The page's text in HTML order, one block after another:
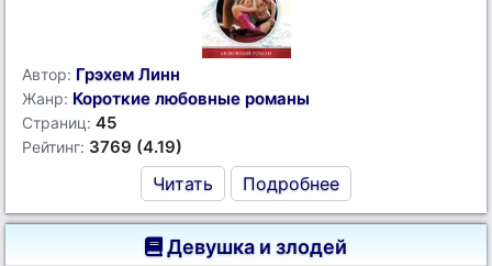
Автор: Грэхем Линн
Жанр: Короткие любовные романы
Страниц: 45
Рейтинг: 3769 (4.19)
Читать Подробнее
Девушка и злодей